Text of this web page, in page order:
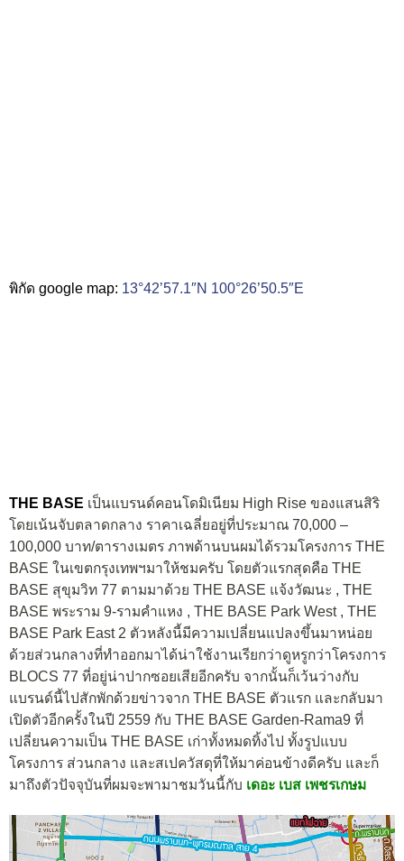
พิกัด google map: 13°42’57.1″N 100°26’50.5″E
THE BASE เป็นแบรนด์คอนโดมิเนียม High Rise ของแสนสิริ
โดยเน้นจับตลาดกลาง ราคาเฉลี่ยอยู่ที่ประมาณ 70,000 –
100,000 บาท/ตารางเมตร ภาพด้านบนผมได้รวมโครงการ THE
BASE ในเขตกรุงเทพฯมาให้ชมครับ โดยตัวแรกสุดคือ THE
BASE สุขุมวิท 77 ตามมาด้วย THE BASE แจ้งวัฒนะ , THE
BASE พระราม 9-รามคำแหง , THE BASE Park West , THE
BASE Park East 2 ตัวหลังนี้มีความเปลี่ยนแปลงขึ้นมาหน่อย
ด้วยส่วนกลางที่ทำออกมาได้น่าใช้งานเรียกว่าดูหรูกว่าโครงการ
BLOCS 77 ที่อยู่น่าปากซอยเสียอีกครับ จากนั้นก็เว้นว่างกับ
แบรนด์นี้ไปสักพักด้วยข่าวจาก THE BASE ตัวแรก และกลับมา
เปิดตัวอีกครั้งในปี 2559 กับ THE BASE Garden-Rama9 ที่
เปลี่ยนความเป็น THE BASE เก่าทั้งหมดทิ้งไป ทั้งรูปแบบ
โครงการ ส่วนกลาง และสเปควัสดุที่ให้มาค่อนข้างดีครับ และก็
มาถึงตัวปัจจุบันที่ผมจะพามาชมวันนี้กับ เดอะ เบส เพชรเกษม